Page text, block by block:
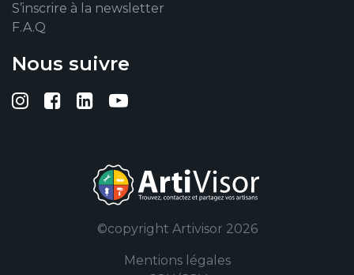
S’inscrire à la newsletter
F.A.Q
Nous suivre
Suivez-nous sur Instagram
Suivez-nous sur Facebook
Suivez-nous sur Linkedin
Suivez-nous sur
©copyright Artivisor 2026
Mentions légales